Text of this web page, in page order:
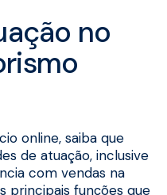
no
online, saiba que
de atuação, inclusive
com vendas na
principais funções que